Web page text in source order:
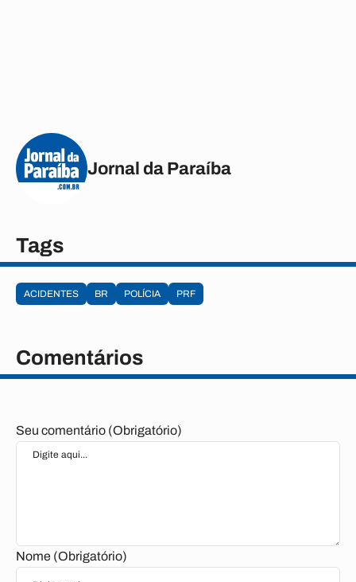
Jornal da Paraíba
Tags
ACIDENTES BR POLÍCIA PRF
Comentários
Seu comentário (Obrigatório)
Nome (Obrigatório)